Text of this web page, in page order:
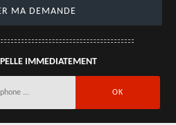
IMMEDIATEMENT